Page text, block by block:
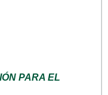
PARA EL